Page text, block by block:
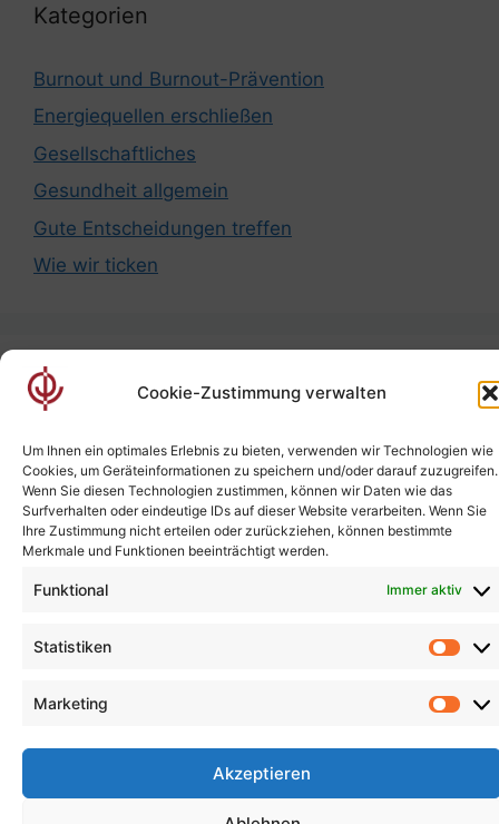
Cookie-Zustimmung verwalten
Um Ihnen ein optimales Erlebnis zu bieten, verwenden wir Technologien wie
Cookies, um Geräteinformationen zu speichern und/oder darauf zuzugreifen.
Wenn Sie diesen Technologien zustimmen, können wir Daten wie das
Surfverhalten oder eindeutige IDs auf dieser Website verarbeiten. Wenn Sie
Ihre Zustimmung nicht erteilen oder zurückziehen, können bestimmte
Merkmale und Funktionen beeinträchtigt werden.
Funktional Immer aktiv
Statistiken
Marketing
Akzeptieren
Kategorien
Burnout und Burnout-Prävention
Energiequellen erschließen
Gesellschaftliches
Gesundheit allgemein
Gute Entscheidungen treffen
Wie wir ticken
Meta
Anmelden
Eintrags-Feed
Kommentar-Feed
WordPress.org
© 2026 Dr.med. Thomas Bergner• Erstellt mit
GeneratePress